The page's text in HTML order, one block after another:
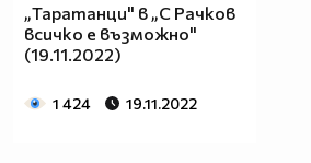
„Таратанци" в „С Рачков
всичко е възможно"
(19.11.2022)
1 424 19.11.2022